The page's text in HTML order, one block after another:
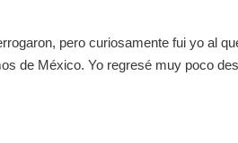
pero curiosamente fui yo al
de México. Yo regresé muy poco